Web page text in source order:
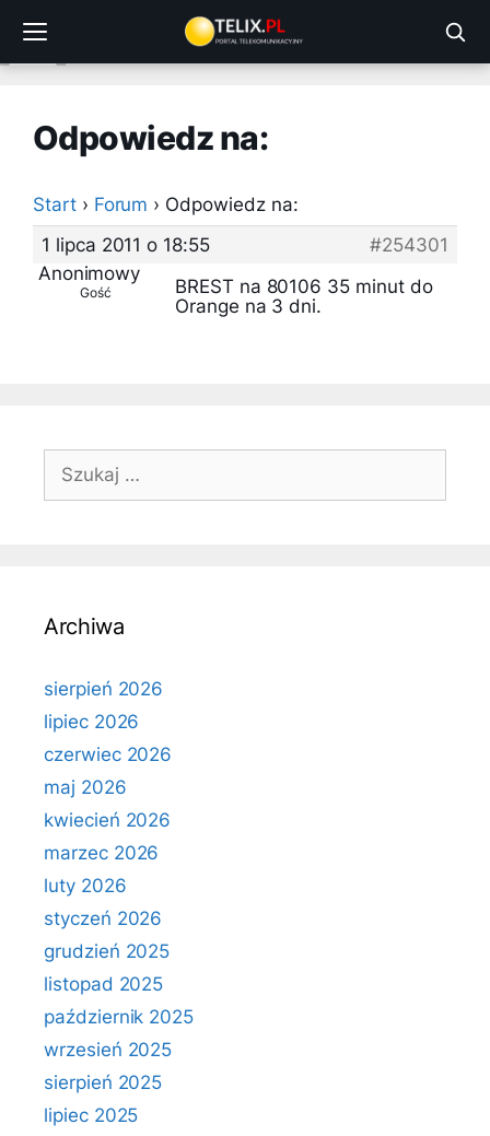
treści
Odpowiedz na:
Start › Forum › Odpowiedz na:
1 lipca 2011 o 18:55
#254301
Anonimowy
Gość
BREST na 80106 35 minut do
Orange na 3 dni.
Szukaj:
Archiwa
sierpień 2026
lipiec 2026
czerwiec 2026
maj 2026
kwiecień 2026
marzec 2026
luty 2026
styczeń 2026
grudzień 2025
listopad 2025
październik 2025
wrzesień 2025
sierpień 2025
lipiec 2025